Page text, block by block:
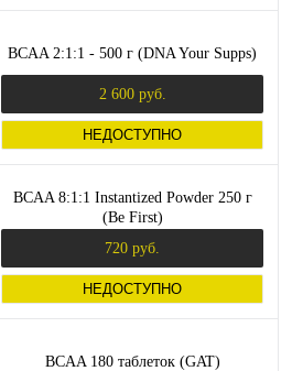
BCAA 2:1:1 - 500 г (DNA Your Supps)
2 600 руб.
НЕДОСТУПНО
BCAA 8:1:1 Instantized Powder 250 г
(Be First)
720 руб.
НЕДОСТУПНО
BCAA 180 таблеток (GAT)